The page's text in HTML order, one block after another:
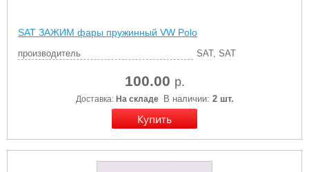
SAT ЗАЖИМ фары пружинный VW Polo
производитель SAT, SAT
100.00 р.
Доставка: На складе В наличии: 2 шт.